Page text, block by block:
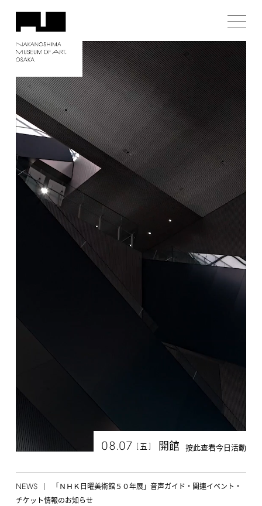
08.07 [ 五 ] 開館 按此查看今日活動
NEWS
「ＮＨＫ日曜美術館５０年展」音声ガイド・関連イベント・
チケット情報のお知らせ